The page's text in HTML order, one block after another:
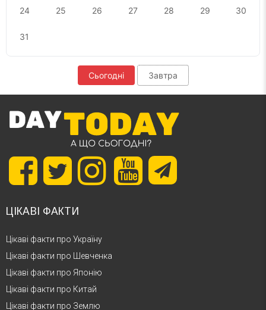
24 25 26 27 28 29 30
31
Сьогодні Завтра
ЦІКАВІ ФАКТИ
Цікаві факти про Україну
Цікаві факти про Шевченка
Цікаві факти про Японію
Цікаві факти про Китай
Цікаві факти про Землю